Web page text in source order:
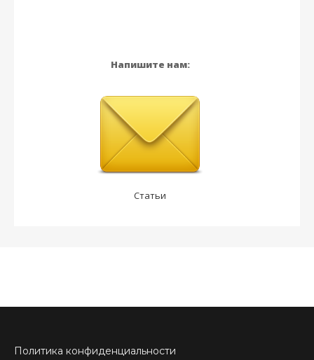
Напишите нам:
Статьи
Политика конфиденциальности